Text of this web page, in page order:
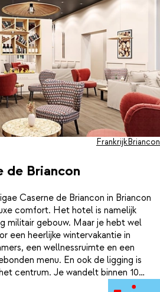
de Briancon
FrankrijkBriancon
Caserne de Briancon in Briancon
comfort. Het hotel is namelijk
militair gebouw. Maar je hebt wel
een heerlijke wintervakantie in
een wellnessruimte en een
menu. En ook de ligging is
centrum. Je wandelt binnen 10